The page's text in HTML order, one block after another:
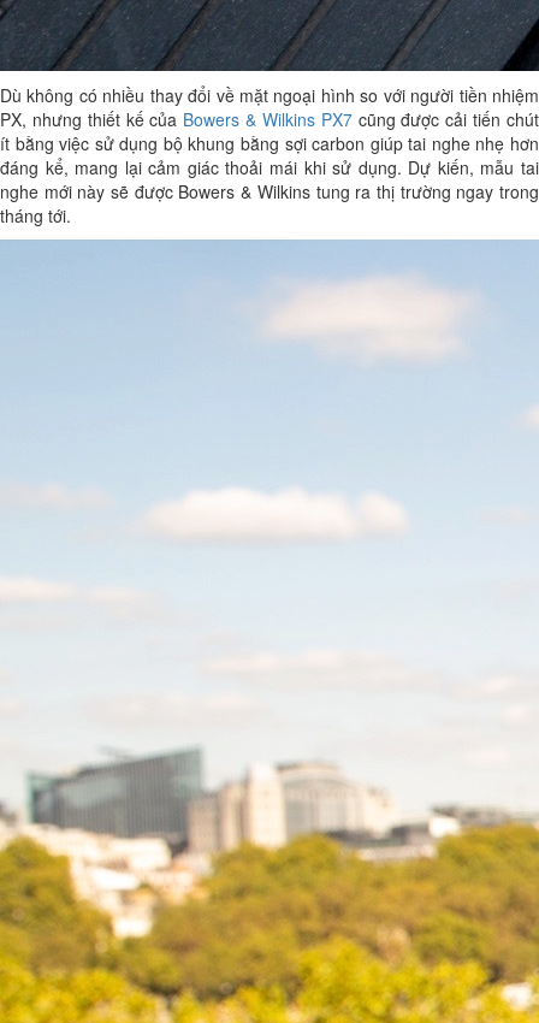
Dù không có nhiều thay đổi về mặt ngoại hình so với người tiền nhiệm
PX, nhưng thiết kế của Bowers & Wilkins PX7cũng được cải tiến chút
ít bằng việc sử dụng bộ khung bằng sợi carbon giúp tai nghe nhẹ hơn
đáng kể, mang lại cảm giác thoải mái khi sử dụng. Dự kiến, mẫu tai
nghe mới này sẽ được Bowers & Wilkins tung ra thị trường ngay trong
tháng tới.